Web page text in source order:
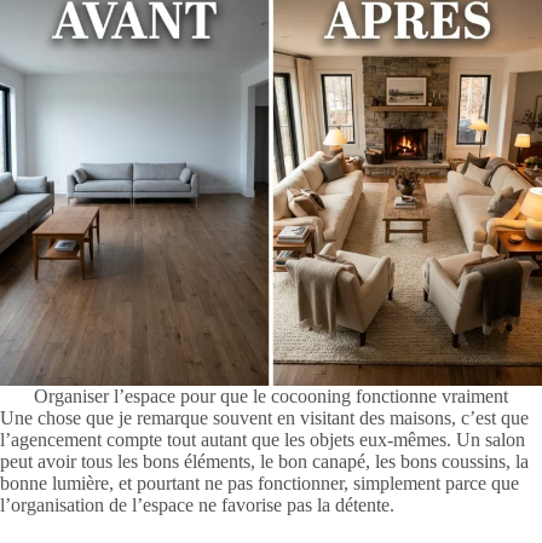
Organiser l’espace pour que le cocooning fonctionne vraiment
Une chose que je remarque souvent en visitant des maisons, c’est que
l’agencement compte tout autant que les objets eux-mêmes. Un salon
peut avoir tous les bons éléments, le bon canapé, les bons coussins, la
bonne lumière, et pourtant ne pas fonctionner, simplement parce que
l’organisation de l’espace ne favorise pas la détente.